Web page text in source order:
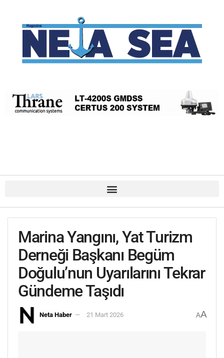
Marina Yangını, Yat Turizm
Derneği Başkanı Begüm
Doğulu’nun Uyarılarını Tekrar
Gündeme Taşıdı
Neta Haber 21 Mart 2026 AA